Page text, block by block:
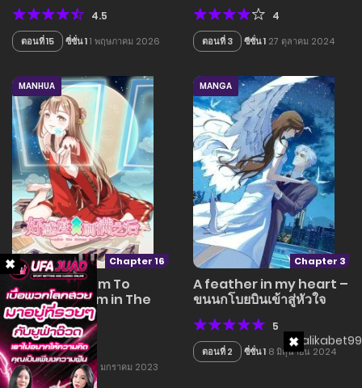
4.5
ตอนที่ 15 ซี่ซั่น 11 พฤษภาคม 2026
4
ตอนที่ 3 ซีซั่น 1 27 ตุลาคม 2024
Chapter 16
MANHUA
A Card System To
Create Harem in The
Game
5
ตอนที่ 16 ซีซั่น 112 มกราคม 2023
Chapter 3
MANGA
A feather in my heart –
ขนนกโบยบินเข้าสู่หัวใจ
5
ตอนที่ 2 ซี่ซั่น 1 8 มิถุนายน 2024